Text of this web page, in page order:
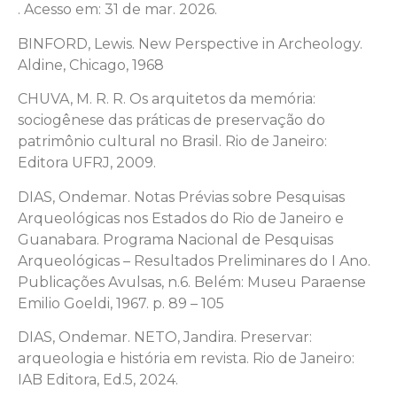
. Acesso em: 31 de mar. 2026.
BINFORD, Lewis. New Perspective in Archeology.
Aldine, Chicago, 1968
CHUVA, M. R. R. Os arquitetos da memória:
sociogênese das práticas de preservação do
patrimônio cultural no Brasil. Rio de Janeiro:
Editora UFRJ, 2009.
DIAS, Ondemar. Notas Prévias sobre Pesquisas
Arqueológicas nos Estados do Rio de Janeiro e
Guanabara. Programa Nacional de Pesquisas
Arqueológicas – Resultados Preliminares do I Ano.
Publicações Avulsas, n.6. Belém: Museu Paraense
Emilio Goeldi, 1967. p. 89 – 105
DIAS, Ondemar. NETO, Jandira. Preservar:
arqueologia e história em revista. Rio de Janeiro:
IAB Editora, Ed.5, 2024.